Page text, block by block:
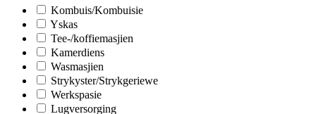
Kombuis/Kombuisie
Yskas
Tee-/koffiemasjien
Kamerdiens
Wasmasjien
Strykyster/Strykgeriewe
Werkspasie
Lugversorging